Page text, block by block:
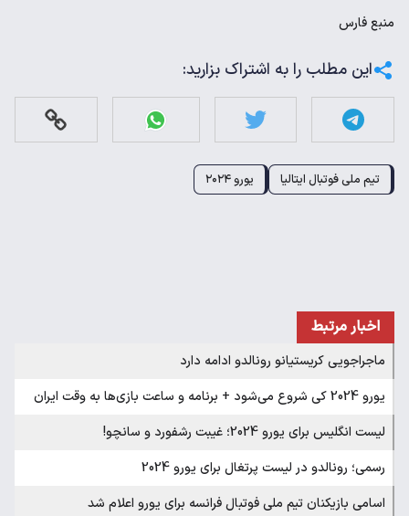
منبعفارس
این مطلب را به اشتراک بزارید:
تیم ملی فوتبال ایتالیا یورو ۲۰۲۴
اخبار مرتبط
ماجراجویی کریستیانو رونالدو ادامه دارد
یورو 2024 کی شروع می‌شود + برنامه و ساعت بازی‌ها به وقت ایران
لیست انگلیس برای یورو 2024؛ غیبت رشفورد و سانچو!
رسمی؛ رونالدو در لیست پرتغال برای یورو 2024
اسامی بازیکنان تیم ملی فوتبال فرانسه برای یورو اعلام شد